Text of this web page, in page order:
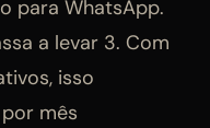
para WhatsApp.
a levar 3. Com
isso
mês